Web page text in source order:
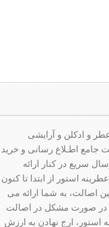
و ادکلن و آرایشی
سـایت جامع اطـلاع رسانی و خرید
سریع در کنار ارائه
استور از ابتدا تا کنون
اصالت، به شما ارائه می
در صورت مشکل در اصالت
استور، ارج نهادن به ارزش